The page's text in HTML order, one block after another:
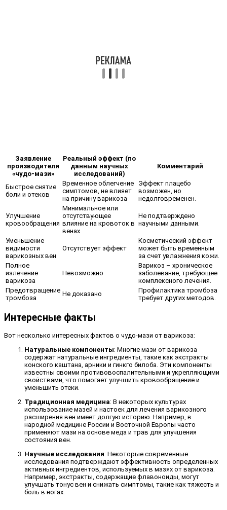
Заявление
производителя
«чудо-мази»
Реальный эффект (по
данным научных
исследований)
Комментарий
Быстрое снятие
боли и отеков
Временное облегчение
симптомов, не влияет
на причину варикоза
Эффект плацебо
возможен, но
недолговременен.
Улучшение
кровообращения
Минимальное или
отсутствующее
влияние на кровоток в
венах
Не подтверждено
научными данными.
Уменьшение
видимости
варикозных вен
Отсутствует эффект
Косметический эффект
может быть временным
за счет увлажнения кожи.
Полное
излечение
варикоза
Невозможно
Варикоз – хроническое
заболевание, требующее
комплексного лечения.
Предотвращение
тромбоза
Не доказано
Профилактика тромбоза
требует других методов.
Интересные факты
Вот несколько интересных фактов о чудо-мази от варикоза:
Натуральные компоненты: Многие мази от варикоза
содержат натуральные ингредиенты, такие как экстракты
конского каштана, арники и гинкго билоба. Эти компоненты
известны своими противовоспалительными и укрепляющими
свойствами, что помогает улучшить кровообращение и
уменьшить отеки.
Традиционная медицина: В некоторых культурах
использование мазей и настоек для лечения варикозного
расширения вен имеет долгую историю. Например, в
народной медицине России и Восточной Европы часто
применяют мази на основе меда и трав для улучшения
состояния вен.
Научные исследования: Некоторые современные
исследования подтверждают эффективность определенных
активных ингредиентов, используемых в мазях от варикоза.
Например, экстракты, содержащие флавоноиды, могут
улучшать тонус вен и снижать симптомы, такие как тяжесть и
боль в ногах.